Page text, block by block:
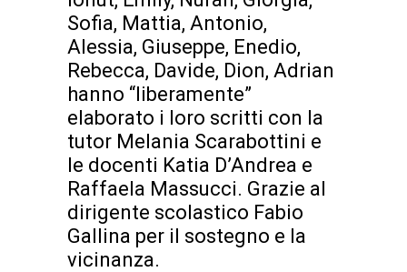
Sofia, Mattia, Antonio,
Alessia, Giuseppe, Enedio,
Rebecca, Davide, Dion, Adrian
hanno “liberamente”
elaborato i loro scritti con la
tutor Melania Scarabottini e
le docenti Katia D’Andrea e
Raffaela Massucci. Grazie al
dirigente scolastico Fabio
Gallina per il sostegno e la
vicinanza.